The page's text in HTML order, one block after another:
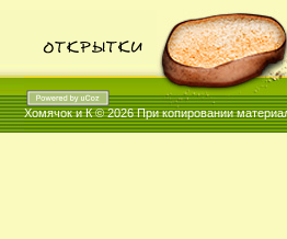
Хомячок и К © 2026При копировании